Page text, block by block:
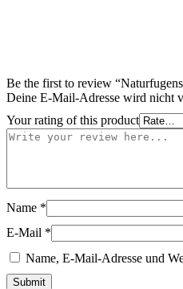
Be the first to review
Deine E-Mail-Adresse wird nicht
Your rating of this product
Name *
E-Mail *
Name, E-Mail-Adresse und